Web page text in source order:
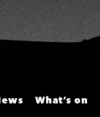
What’s on